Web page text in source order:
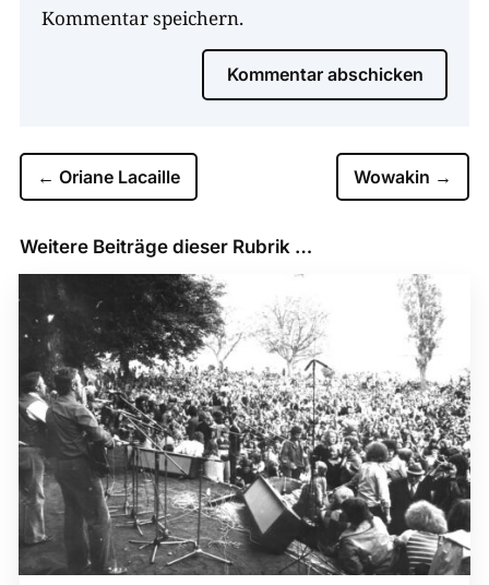
Kommentar speichern.
Kommentar abschicken
← Oriane Lacaille Wowakin →
Weitere Beiträge dieser Rubrik …